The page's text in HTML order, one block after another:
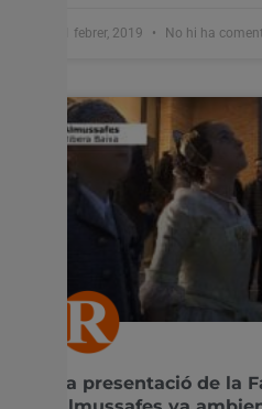
11 febrer, 2019 No hi ha
La presentació de la